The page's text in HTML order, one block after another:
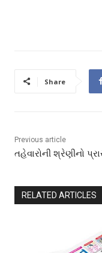
Share
Previous article
તહેવારોની શ્રેણીનો
RELATED ARTICLES